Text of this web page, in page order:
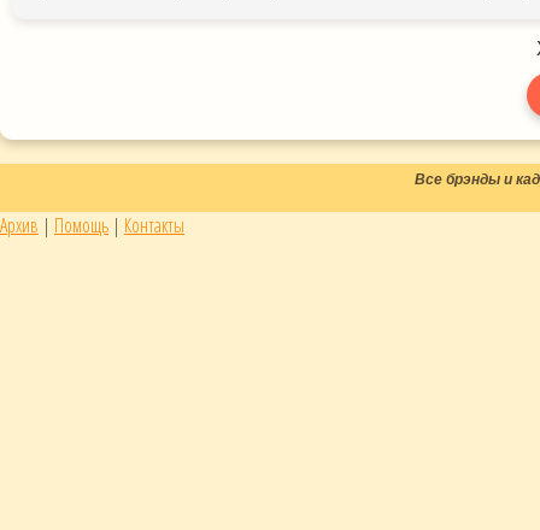
Все брэнды и
Архив | Помощь | Контакты